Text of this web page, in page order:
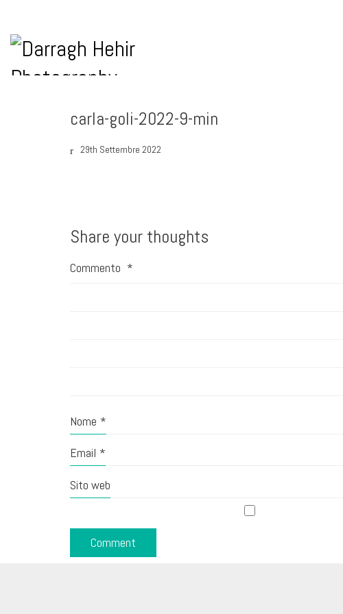
carla-goli-2022-9-min
29th Settembre 2022
Share your thoughts
Commento *
Nome *
Email *
Sito web